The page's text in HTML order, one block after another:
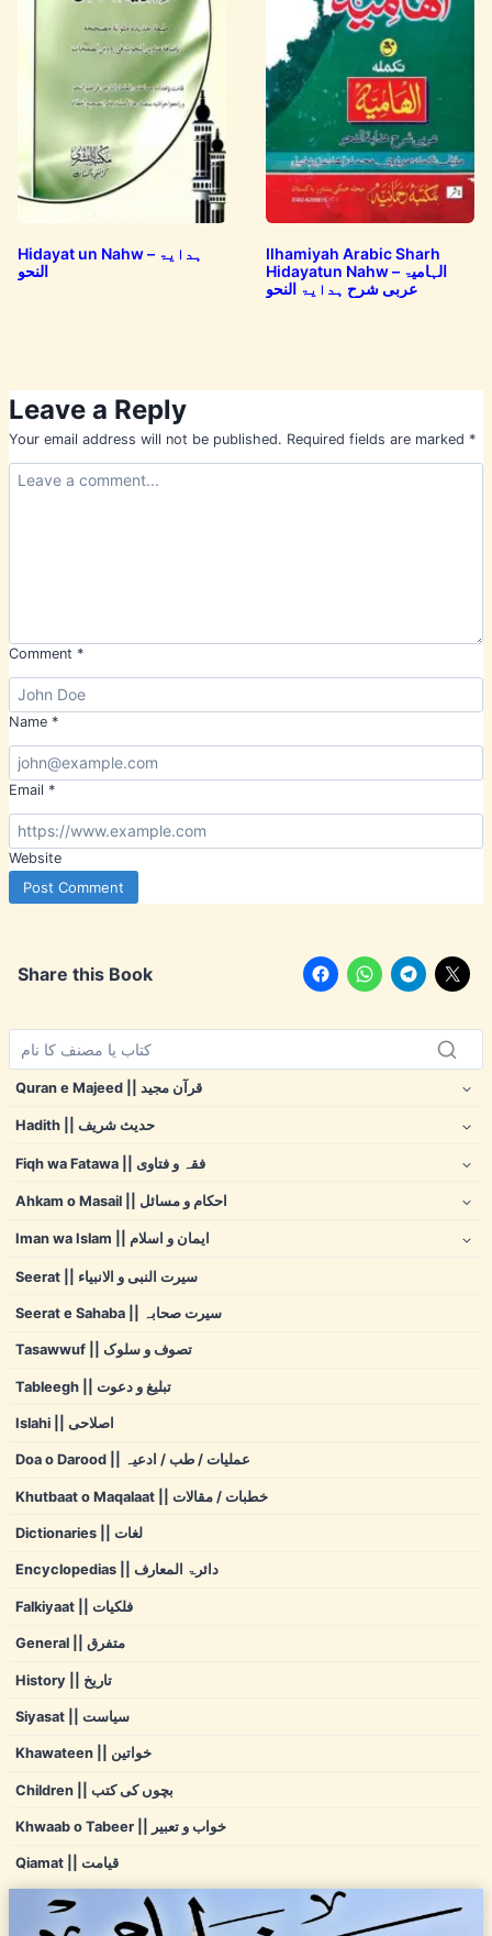
Hidayat un Nahw – ہدایۃ
النحو
Ilhamiyah Arabic Sharh
Hidayatun Nahw – الہامیۃ
عربی شرح ہدایۃ النحو
Leave a Reply
Your email address will not be published. Required fields are marked *
Comment *
Name *
Email *
Website
Share this Book
Quran e Majeed || قرآن مجید
Hadith || حدیث شریف
Fiqh wa Fatawa || فقہ و فتاوی
Ahkam o Masail || احکام و مسائل
Iman wa Islam || ایمان و اسلام
Seerat || سیرت النبی و الانبیاء
Seerat e Sahaba || سیرت صحابہ
Tasawwuf || تصوف و سلوک
Tableegh || تبلیغ و دعوت
Islahi || اصلاحی
Doa o Darood || عملیات / طب / ادعیہ
Khutbaat o Maqalaat || خطبات / مقالات
Dictionaries || لغات
Encyclopedias || دائرۃ المعارف
Falkiyaat || فلکیات
General || متفرق
History || تاریخ
Siyasat || سیاست
Khawateen || خواتین
Children || بچوں کی کتب
Khwaab o Tabeer || خواب و تعبیر
Qiamat || قیامت